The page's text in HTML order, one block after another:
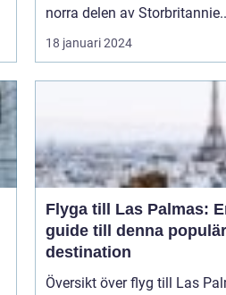
norra delen av
18 januari 2024
Flyga till Las Palmas:
guide till denna
destination
Översikt över flyg till Las